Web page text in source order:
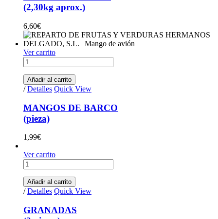
(2,30kg aprox.)
6,60€
Ver carrito
MANGOS DE BARCO(pieza) quantity
Añadir al carrito
/ Detalles Quick View
MANGOS DE BARCO
(pieza)
1,99€
Ver carrito
GRANADAS (3 piezas) quantity
Añadir al carrito
/ Detalles Quick View
GRANADAS